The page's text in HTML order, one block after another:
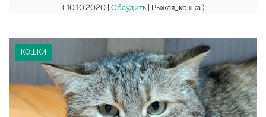
( 10.10.2020 | Обсудить| Рыжая_кошка )
КОШКИ